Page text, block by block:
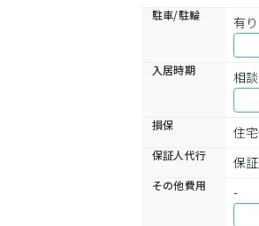
駐車/駐輪 有
入居時期
相談
損保
住
保証人代行 保
その他費用 -